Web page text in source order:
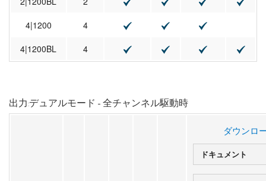
4|1200
4
4|1200BL
4
出力:デュアルモード - 全チャンネル駆動時
ダウンロ
ドキュメント